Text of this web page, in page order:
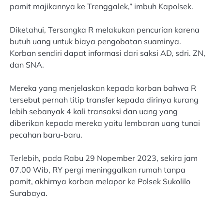
pamit majikannya ke Trenggalek,” imbuh Kapolsek.
Diketahui, Tersangka R melakukan pencurian karena
butuh uang untuk biaya pengobatan suaminya.
Korban sendiri dapat informasi dari saksi AD, sdri. ZN,
dan SNA.
Mereka yang menjelaskan kepada korban bahwa R
tersebut pernah titip transfer kepada dirinya kurang
lebih sebanyak 4 kali transaksi dan uang yang
diberikan kepada mereka yaitu lembaran uang tunai
pecahan baru-baru.
Terlebih, pada Rabu 29 Nopember 2023, sekira jam
07.00 Wib, RY pergi meninggalkan rumah tanpa
pamit, akhirnya korban melapor ke Polsek Sukolilo
Surabaya.